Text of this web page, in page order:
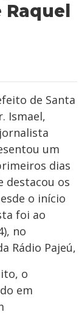
de Santa
Ismael,
um
dias
destacou os
o início
foi ao
no
Rádio Pajeú,
o
em